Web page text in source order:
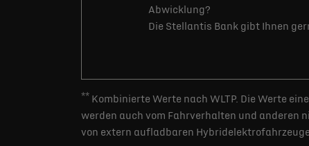
Abwicklung?
Die Stellantis Bank gibt Ihnen
** Kombinierte Werte nach WLTP. Die Werte
werden auch vom Fahrverhalten und
von extern aufladbaren